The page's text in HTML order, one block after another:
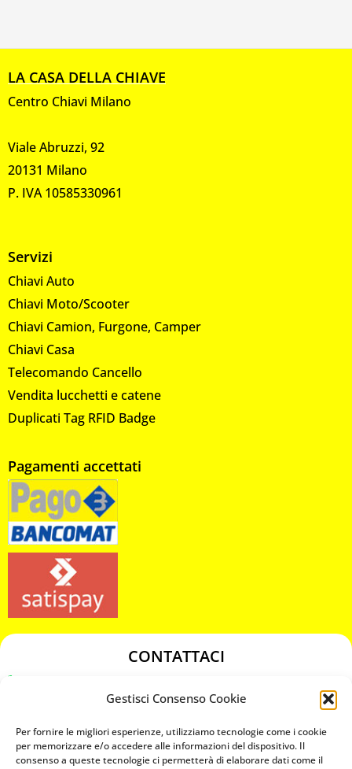
Gestisci Consenso Cookie
Per fornire le migliori esperienze, utilizziamo tecnologie come i cookie
per memorizzare e/o accedere alle informazioni del dispositivo. Il
consenso a queste tecnologie ci permetterà di elaborare dati come il
LA CASA DELLA CHIAVE
Centro Chiavi Milano
Viale Abruzzi, 92
20131 Milano
P. IVA 10585330961
Servizi
Chiavi Auto
Chiavi Moto/Scooter
Chiavi Camion, Furgone, Camper
Chiavi Casa
Telecomando Cancello
Vendita lucchetti e catene
Duplicati Tag RFID Badge
Pagamenti accettati
CONTATTACI
chiavicodificate@gmail.com